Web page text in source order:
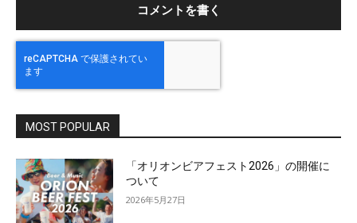
MOST POPULAR
「オリオンビアフェスト2026」の開催に
ついて
2026年5月27日